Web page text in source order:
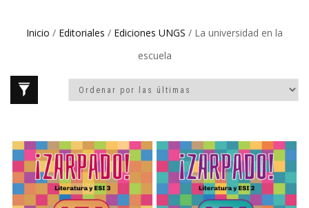
Inicio / Editoriales / Ediciones UNGS / La universidad en la
escuela